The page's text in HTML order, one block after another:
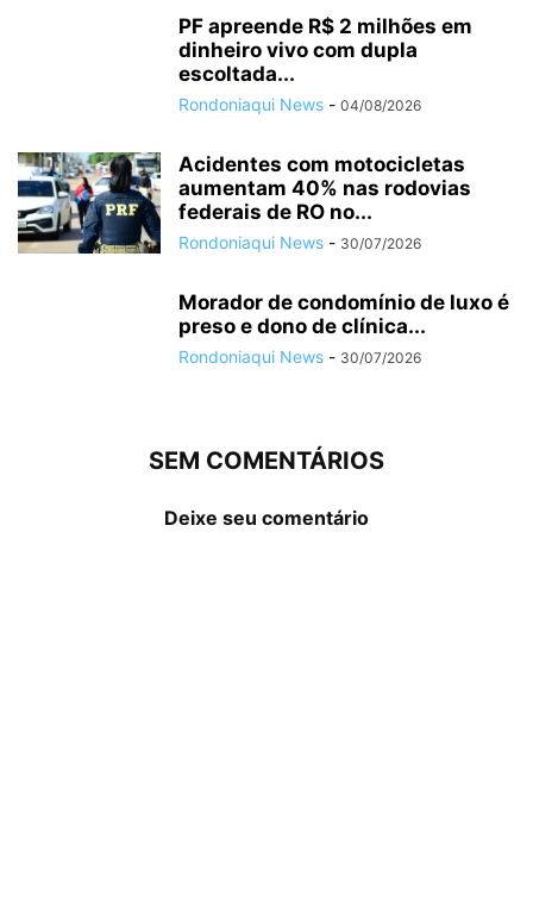
PF apreende R$ 2 milhões em
dinheiro vivo com dupla
escoltada...
Rondoniaqui News - 04/08/2026
Acidentes com motocicletas
aumentam 40% nas rodovias
federais de RO no...
Rondoniaqui News - 30/07/2026
Morador de condomínio de luxo é
preso e dono de clínica...
Rondoniaqui News - 30/07/2026
SEM COMENTÁRIOS
Deixe seu comentário